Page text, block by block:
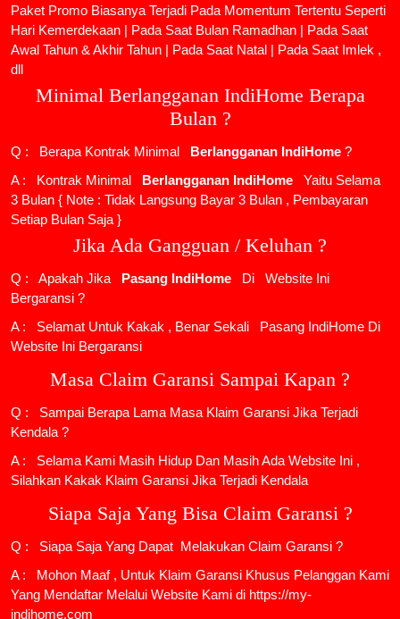
Paket Promo Biasanya Terjadi Pada Momentum Tertentu Seperti
Hari Kemerdekaan | Pada Saat Bulan Ramadhan | Pada Saat
Awal Tahun & Akhir Tahun | Pada Saat Natal | Pada Saat Imlek ,
dll
Minimal Berlangganan IndiHome Berapa
Bulan ?
Q : Berapa Kontrak Minimal Berlangganan IndiHome ?
A : Kontrak Minimal
Berlangganan IndiHome
Yaitu Selama
3 Bulan { Note : Tidak Langsung Bayar 3 Bulan , Pembayaran
Setiap Bulan Saja }
Jika Ada Gangguan / Keluhan ?
Q : Apakah Jika Pasang IndiHome Di
Website Ini
Bergaransi ?
A : Selamat Untuk Kakak , Benar Sekali
Pasang IndiHome Di
Website Ini Bergaransi
Masa Claim Garansi Sampai Kapan ?
Q : Sampai Berapa Lama Masa Klaim Garansi Jika Terjadi
Kendala ?
A : Selama Kami Masih Hidup Dan Masih Ada Website Ini ,
Silahkan Kakak Klaim Garansi Jika Terjadi Kendala
Siapa Saja Yang Bisa Claim Garansi ?
Q : Siapa Saja Yang Dapat Melakukan Claim Garansi ?
A : Mohon Maaf , Untuk Klaim Garansi Khusus Pelanggan Kami
Yang Mendaftar Melalui Website Kami di https://my-
indihome.com